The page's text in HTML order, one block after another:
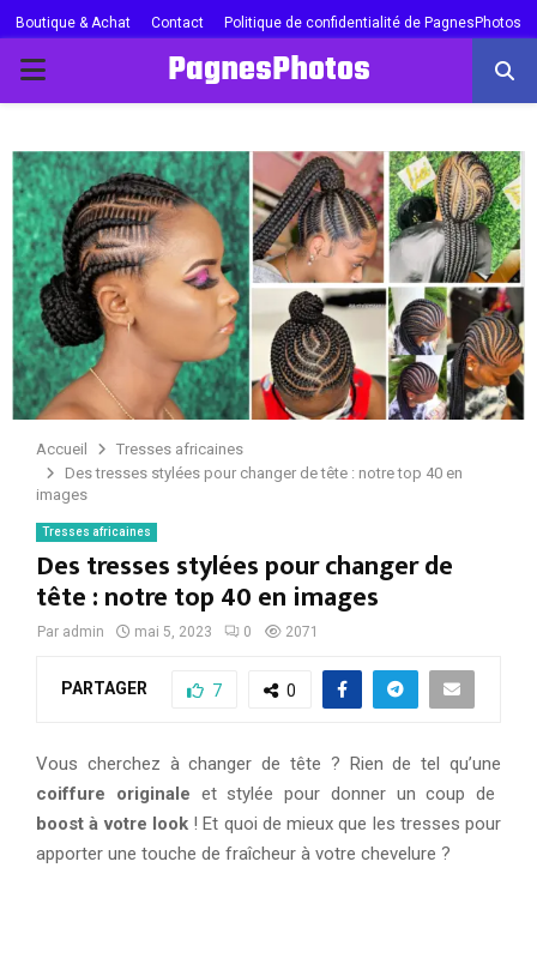
Boutique & Achat Contact Politique de confidentialité de PagnesPhotos
PRIMARY
PagnesPhotos
Accueil
Tresses africaines
Des tresses stylées pour changer de tête : notre top 40 en
images
Tresses africaines
Des tresses stylées pour changer de
tête : notre top 40 en images
Par admin mai 5, 2023 0 2071
PARTAGER 7 0
Vous cherchez à changer de tête ? Rien de tel qu’une
coiffure originale et stylée pour donner un coup de
boost à votre look! Et quoi de mieux que les tresses pour
apporter une touche de fraîcheur à votre chevelure ?